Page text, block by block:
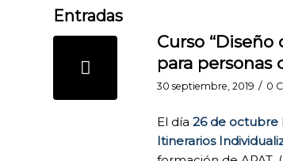
Entradas
Curso
para personas
30 septiembre, 2019 / 0
El día 26 de octubre
Itinerarios